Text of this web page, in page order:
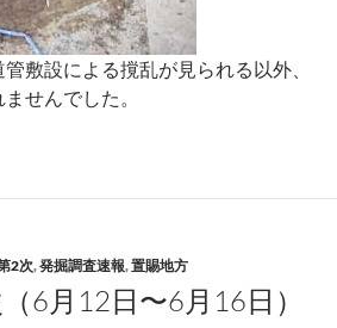
敷設による撹乱が見られる以外、
せんでした。
2次,発掘調査速報,置賜地方
6月12日〜6月16日）